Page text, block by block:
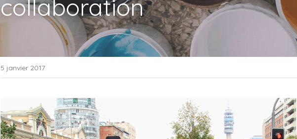
collaboration
5 janvier 2017